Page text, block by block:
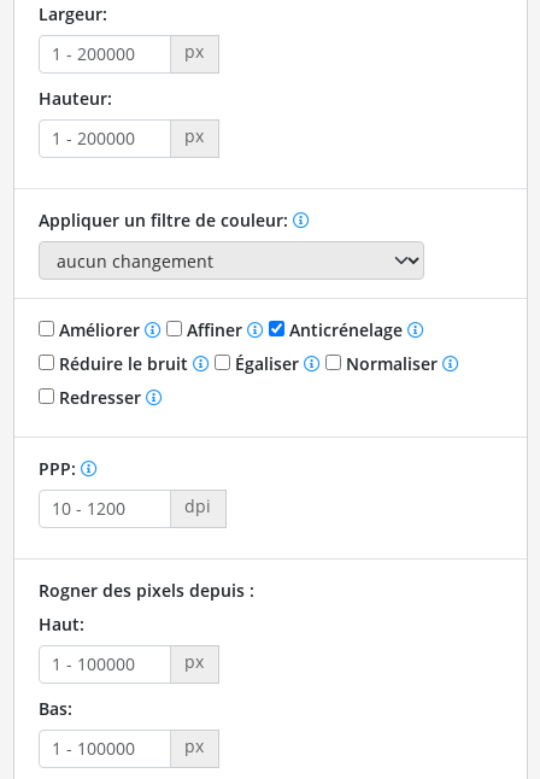
Largeur:
px
Hauteur:
px
Appliquer un filtre de couleur:
Améliorer Affiner
Anticrénelage
Réduire le bruit
Égaliser
Normaliser
Redresser
PPP:
dpi
Rogner des pixels depuis :
Haut:
px
Bas:
px